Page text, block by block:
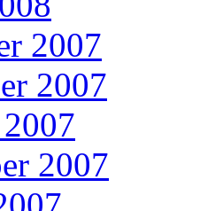
2007
2007
2007